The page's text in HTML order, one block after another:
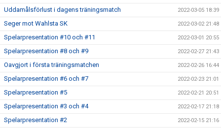
Uddamålsförlust i dagens träningsmatch 2022-03-05 18:39
Seger mot Wahlsta SK 2022-03-02 21:48
Spelarpresentation #10 och #11 2022-03-01 20:55
Spelarpresentation #8 och #9 2022-02-27 21:43
Oavgjort i första träningsmatchen 2022-02-26 16:44
Spelarpresentation #6 och #7 2022-02-23 21:01
Spelarpresentation #5 2022-02-21 20:51
Spelarpresentation #3 och #4 2022-02-17 21:18
Spelarpresentation #2 2022-02-15 21:16